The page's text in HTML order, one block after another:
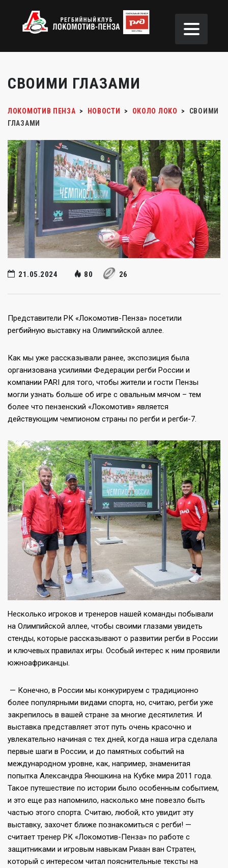
СВОИМИ ГЛАЗАМИ
ЛОКОМОТИВ ПЕНЗА > НОВОСТИ > ОКОЛО ЛОКО >
СВОИМИ
ГЛАЗАМИ
21.05.2024 80 26
Представители РК «Локомотив-Пенза» посетили
регбийную выставку на Олимпийской аллее.
Как мы уже рассказывали ранее, экспозиция была
организована усилиями Федерации регби России и
компании PARI для того, чтобы жители и гости Пензы
могли узнать больше об игре с овальным мячом – тем
более что пензенский «Локомотив» является
действующим чемпионом страны по регби и регби-7.
Несколько игроков и тренеров нашей команды побывали
на Олимпийской аллее, чтобы своими глазами увидеть
стенды, которые рассказывают о развитии регби в России
и ключевых правилах игры. Особый интерес к ним проявили
южноафриканцы.
— Конечно, в России мы конкурируем с традиционно
более популярными видами спорта, но, считаю, регби уже
закрепилось в вашей стране за многие десятилетия. И
выставка представляет этот путь очень красочно и
увлекательно начиная с тех дней, когда наша игра сделала
первые шаги в России, и до памятных событий на
международном уровне, как, например, знаменитая
попытка Александра Янюшкина на Кубке мира 2011 года.
Такое путешествие по истории было особенным событием,
и это еще раз напомнило, насколько мне повезло быть
частью этого спорта. Считаю, любой, кто увидит эту
выставку, захочет ближе познакомиться с регби! —
считает тренер РК «Локомотив-Пенза» по работе с
защитниками и игровым навыкам Риаан ван Стратен,
который с интересом читал пояснительные тексты на